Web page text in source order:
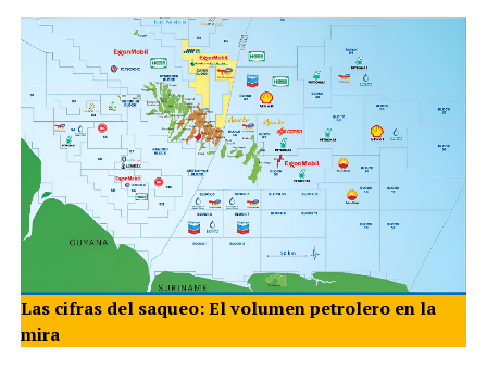
Las cifras del saqueo: El volumen petrolero en la
mira